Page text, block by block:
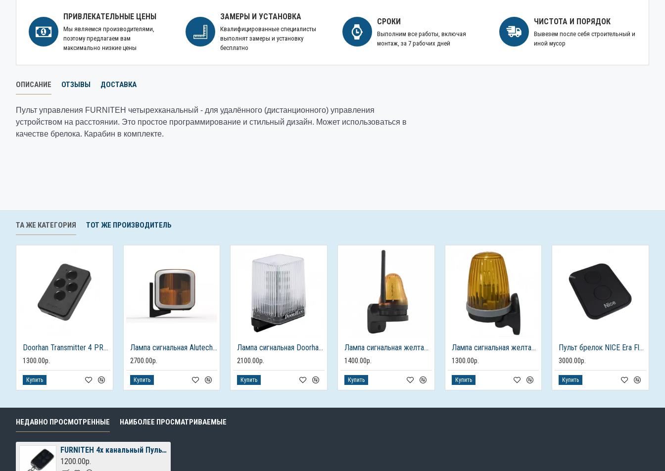
ПРИВЛЕКАТЕЛЬНЫЕ ЦЕНЫ
Мы являемся производителями,
поэтому предлагаем вам
максимально низкие цены
ЗАМЕРЫ И УСТАНОВКА
Квалифицированные специалисты
выполнят замеры и установку
бесплатно
СРОКИ
Выполним все работы, включая
монтаж, за 7 рабочих дней
ЧИСТОТА И ПОРЯДОК
Вывезем после себя строительный и
иной мусор
ОПИСАНИЕ ОТЗЫВЫ ДОСТАВКА
Пульт управления FURNITEH четырехканальный - для удалённого (дистанционного) управления
устройством на расстоянии. Это простое программирование и стильный дизайн. Может использоваться в
качестве брелока. Карабин в комплекте.
ТА ЖЕ КАТЕГОРИЯ ТОТ ЖЕ ПРОИЗВОДИТЕЛЬ
Doorhan Transmitter 4 PRO пульт для ворот и автоматики
1300.00р.
Купить
Лампа сигнальная Alutech SL-U для ворот и шлагбаумов
2700.00р.
Купить
Лампа сигнальная Doorhan LAMP-PRO для ворот и шлагбаумов
2100.00р.
Купить
Лампа сигнальная желтая FURNITEH JD-06 для ворот и шлагбаумов
1400.00р.
Купить
Лампа сигнальная желтая FURNITEH для ворот и шлагбаумов
1300.00р.
Купить
Пульт брелок NICE Era Flor FLO2RE для автоматических ворот и шлагбаумов
3000.00р.
Купить
НЕДАВНО ПРОСМОТРЕННЫЕ НАИБОЛЕЕ ПРОСМАТРИВАЕМЫЕ
FURNITEH 4х канальный Пульт-брелок
1200.00р.